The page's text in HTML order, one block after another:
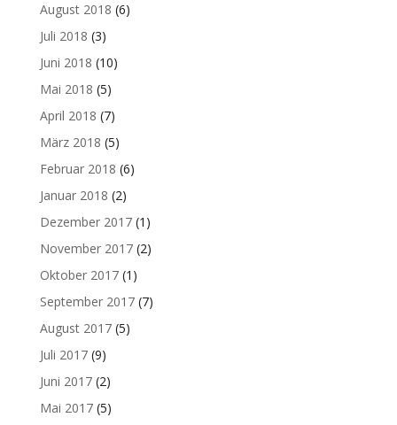
August 2018 (6)
Juli 2018 (3)
Juni 2018 (10)
Mai 2018 (5)
April 2018 (7)
März 2018 (5)
Februar 2018 (6)
Januar 2018 (2)
Dezember 2017(1)
November 2017(2)
Oktober 2017(1)
September 2017(7)
August 2017(5)
Juli 2017(9)
Juni 2017(2)
Mai 2017(5)